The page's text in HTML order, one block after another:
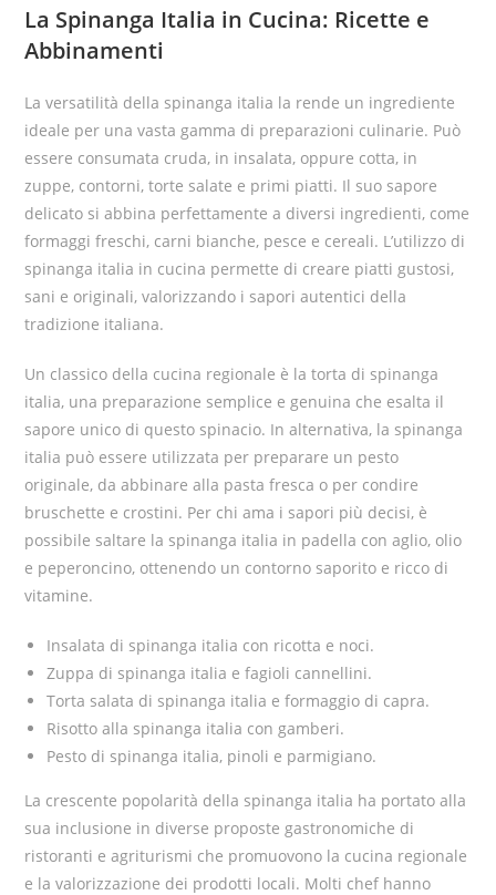
La Spinanga Italia in Cucina: Ricette e
Abbinamenti
La versatilità della spinanga italia la rende un ingrediente
ideale per una vasta gamma di preparazioni culinarie. Può
essere consumata cruda, in insalata, oppure cotta, in
zuppe, contorni, torte salate e primi piatti. Il suo sapore
delicato si abbina perfettamente a diversi ingredienti, come
formaggi freschi, carni bianche, pesce e cereali. L’utilizzo di
spinanga italia in cucina permette di creare piatti gustosi,
sani e originali, valorizzando i sapori autentici della
tradizione italiana.
Un classico della cucina regionale è la torta di spinanga
italia, una preparazione semplice e genuina che esalta il
sapore unico di questo spinacio. In alternativa, la spinanga
italia può essere utilizzata per preparare un pesto
originale, da abbinare alla pasta fresca o per condire
bruschette e crostini. Per chi ama i sapori più decisi, è
possibile saltare la spinanga italia in padella con aglio, olio
e peperoncino, ottenendo un contorno saporito e ricco di
vitamine.
Insalata di spinanga italia con ricotta e noci.
Zuppa di spinanga italia e fagioli cannellini.
Torta salata di spinanga italia e formaggio di capra.
Risotto alla spinanga italia con gamberi.
Pesto di spinanga italia, pinoli e parmigiano.
La crescente popolarità della spinanga italia ha portato alla
sua inclusione in diverse proposte gastronomiche di
ristoranti e agriturismi che promuovono la cucina regionale
e la valorizzazione dei prodotti locali. Molti chef hanno